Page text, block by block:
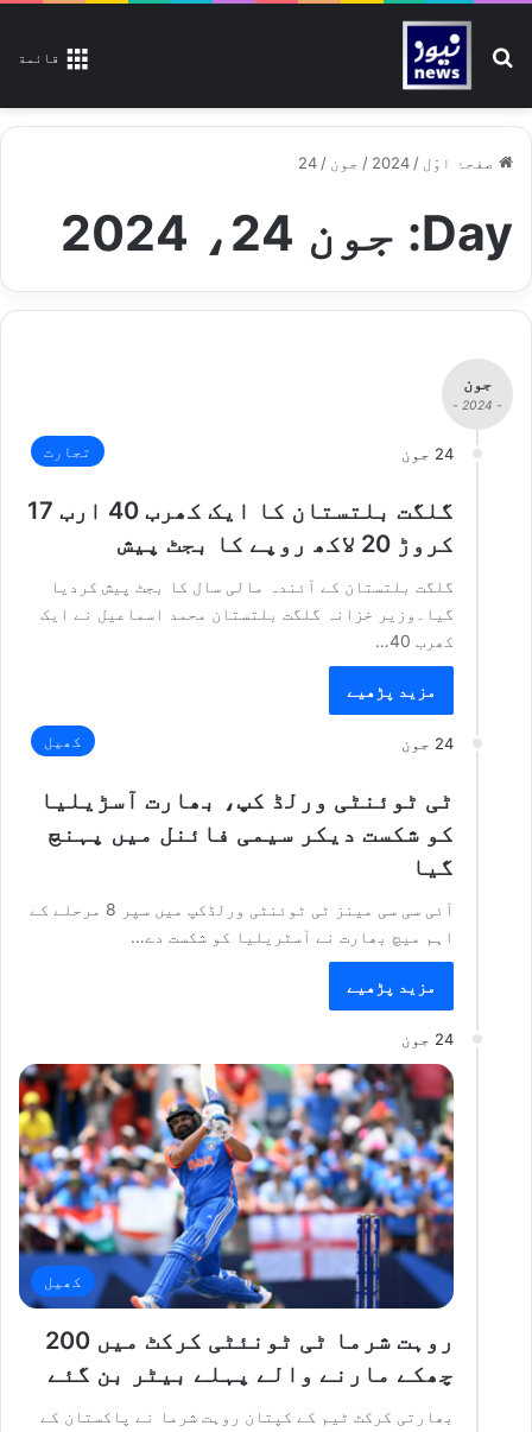
قائمة تلاش کیجیے
صفحۂ اوّل /
2024
/ جون /
24
Day: جون 24، 2024
جون
- 2024 -
24 جون تجارت
گلگت بلتستان کا ایک کھرب 40 ارب 17
کروڑ 20 لاکھ روپے کا بجٹ پیش
گلگت بلتستان کے آئندہ مالی سال کا بجٹ پیش کردیا
گیا۔وزیر خزانہ گلگت بلتستان محمد اسماعیل نے ایک
کھرب 40…
مزید پڑھیے
24 جون کھیل
ٹی ٹوئنٹی ورلڈ کپ، بھارت آسڑیلیا
کو شکست دیکر سیمی فائنل میں پہنچ
گیا
آئی سی سی مینز ٹی ٹوئنٹی ورلڈکپ میں سپر 8 مرحلے کے
اہم میچ بھارت نے آسٹریلیا کو شکست دے…
مزید پڑھیے
24 جون
کھیل
روہت شرما ٹی ٹونئٹی کرکٹ میں 200
چھکے مارنے والے پہلے بیٹر بن گئے
بھارتی کرکٹ ٹیم کے کپتان روہت شرما نے پاکستان کے